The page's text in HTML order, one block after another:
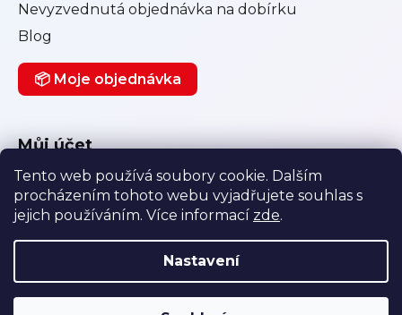
Tento web používá soubory cookie. Dalším
procházením tohoto webu vyjadřujete souhlas s
jejich používáním. Více informací zde.
Nastavení
Nevyzvednutá objednávka na dobírku
Blog
📦 Moje objednávka
Můj účet
Přihlásit se
Registrace